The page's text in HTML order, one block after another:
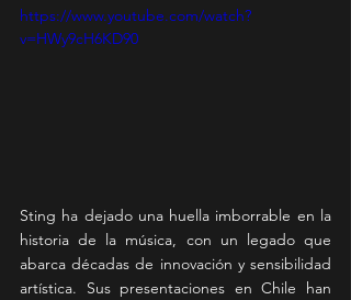
https://www.youtube.com/watch?
v=HWy9cH6KD90
Sting ha dejado una huella imborrable en la
historia de la música, con un legado que
abarca décadas de innovación y sensibilidad
artística. Sus presentaciones en Chile han